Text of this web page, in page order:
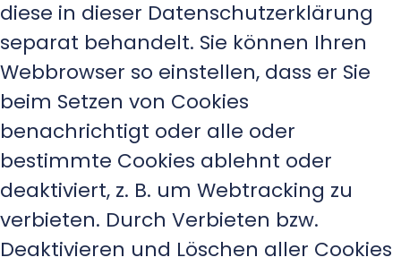
diese in dieser Datenschutzerklärung
separat behandelt. Sie können Ihren
Webbrowser so einstellen, dass er Sie
beim Setzen von Cookies
benachrichtigt oder alle oder
bestimmte Cookies ablehnt oder
deaktiviert, z. B. um Webtracking zu
verbieten. Durch Verbieten bzw.
Deaktivieren und Löschen aller Cookies